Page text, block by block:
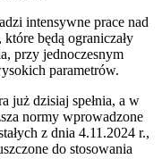
intensywne prace nad
będą ograniczały
przy jednoczesnym
parametrów.
już dzisiaj spełnia, a w
normy wprowadzone
z dnia 4.11.2024 r.,
do stosowania